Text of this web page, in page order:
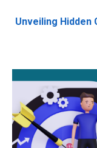
Unveiling Hidden